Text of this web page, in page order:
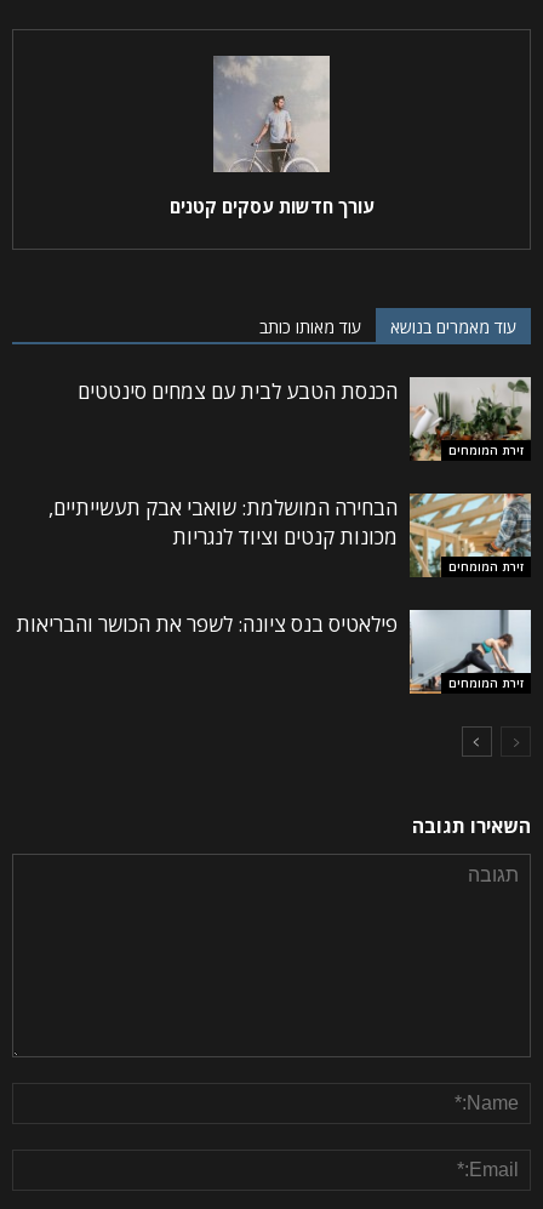
עורך חדשות עסקים קטנים
עוד מאמרים בנושא עוד מאותו כותב
זירת המומחים
הכנסת הטבע לבית עם צמחים סינטטים
זירת המומחים
הבחירה המושלמת: שואבי אבק תעשייתיים,
מכונות קנטים וציוד לנגריות
זירת המומחים
פילאטיס בנס ציונה: לשפר את הכושר והבריאות
השאירו תגובה